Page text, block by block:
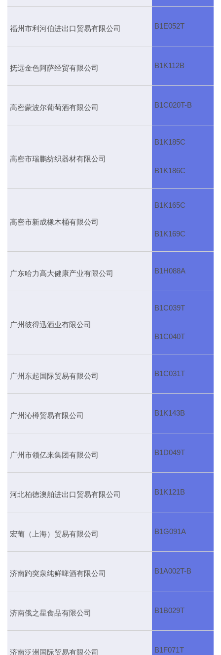
福州市利河伯进出口贸易有限公司 B1E052T
抚远金色阿萨经贸有限公司 B1K112B
高密蒙波尔葡萄酒有限公司 B1C020T-B
高密市瑞鹏纺织器材有限公司
B1K185C
B1K186C
高密市新成橡木桶有限公司
B1K165C
B1K169C
广东哈力高大健康产业有限公司 B1H088A
广州彼得迅酒业有限公司
B1C039T
B1C040T
广州东起国际贸易有限公司 B1C031T
广州沁樽贸易有限公司 B1K143B
广州市领亿来集团有限公司 B1D049T
河北柏徳澳舶进出口贸易有限公司 B1K121B
宏葡（上海）贸易有限公司 B1G091A
济南趵突泉纯鲜啤酒有限公司 B1A002T-B
济南俄之星食品有限公司 B1B029T
济南泛洲国际贸易有限公司 B1F071T